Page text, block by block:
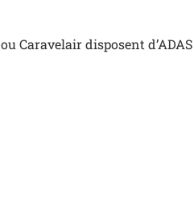
Caravelair disposent d’ADAS